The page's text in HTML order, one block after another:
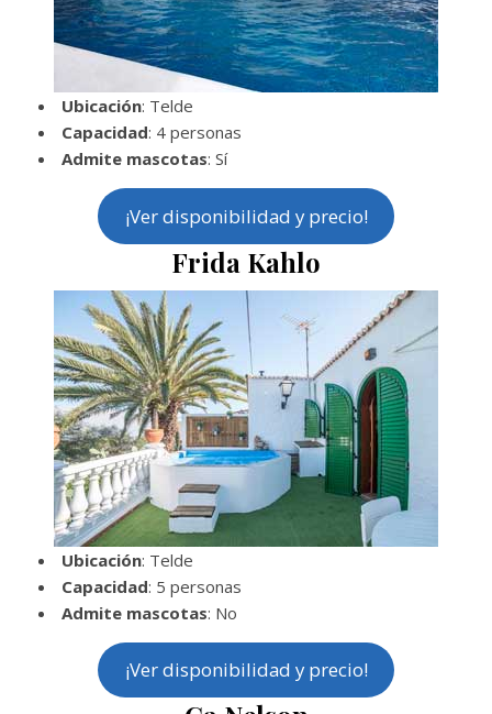
Ubicación: Telde
Capacidad: 4 personas
Admite mascotas: Sí
¡Ver disponibilidad y precio!
Frida Kahlo
Ubicación: Telde
Capacidad: 5 personas
Admite mascotas: No
¡Ver disponibilidad y precio!